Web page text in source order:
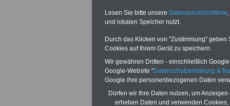
zweiten Kapitels
wurden
für den
aufgenommen.
Lesen Sie bitte unsere Datenschutzrichtlinie
und lokalen Speicher nutzt.
Durch das Klicken von "Zustimmung"
Cookies auf Ihrem Gerät zu speichern.
Wir gewähren Dritten - einschließlich
Google-Website "Datenschutzerklärung &
Google ihre personenbezogenen Daten
Dürfen wir Ihre Daten nutzen, um
erheben Daten und verwenden